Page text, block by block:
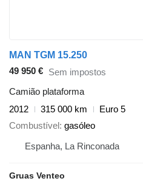
MAN TGM 15.250
49 950 € Sem impostos
Camião plataforma
2012
315 000 km
Euro 5
Combustível gasóleo
Espanha, La Rinconada
Gruas Venteo